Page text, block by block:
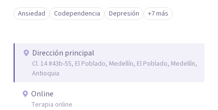
duraderos. Atiendo adultos, adolescentes, parejas y
familias de forma presencial en Medellín y online, en un
Ansiedad Codependencia Depresión +7 más
Dirección principal
Cl. 14 #43b-55, El Poblado, Medellín, El Poblado, Medellín,
Antioquia
Online
Terapia online